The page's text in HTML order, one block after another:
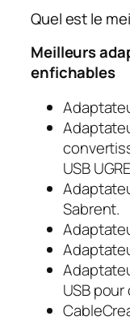
Quel est le
Meilleurs
enfichables
USB
Sabrent.
USB